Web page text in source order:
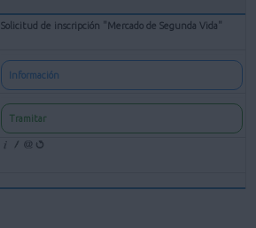
Solicitud de inscripción "Mercado de Segunda Vida"
Información
Tramitar